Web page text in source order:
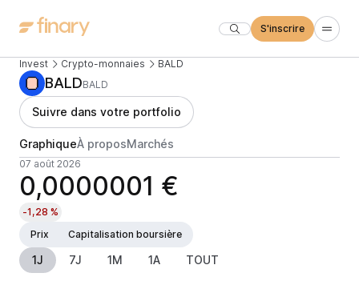
S'inscrire
Invest Crypto-monnaies BALD
BALDBALD
Suivre dans votre portfolio
GraphiqueÀ proposMarchés
07 août 2026
0,0000001 €
-1,28 %
Prix
Capitalisation boursière
1J 7J 1M 1A TOUT